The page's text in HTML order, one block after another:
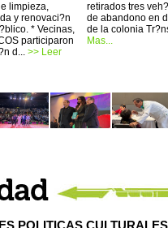
limpieza,
y renovaci?n
* Vecinas,
participaron
d... >> Leer
retirados tres
de abandono en
de la colonia
Mas...
POLITICAS